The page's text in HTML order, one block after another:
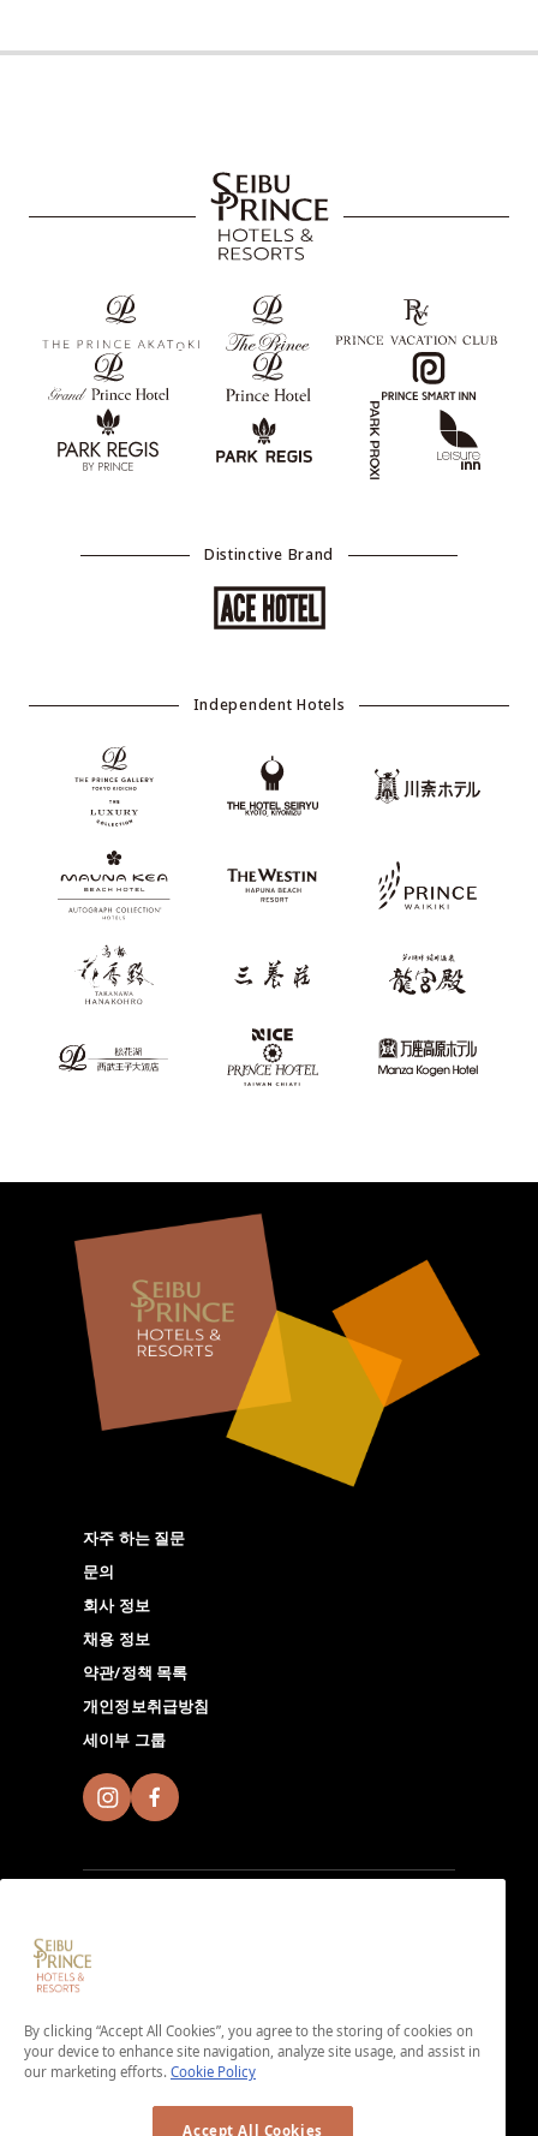
Distinctive Brand
Independent Hotels
자주 하는 질문
문의
회사 정보
채용 정보
약관/정책 목록
개인정보취급방침
세이부 그룹
Seibu Prince Global Rewards에 가입하고 전 세계에 있
력 넘치는 시간을 체험해 보시기 바랍니다. 앱 다운로드하
기.
＜가입비・연회비 무료＞
By clicking “Accept All Cookies”, you agree to the storing of cookies on
your device to enhance site navigation, analyze site usage, and assist in
our marketing efforts. Cookie Policy
Accept All Cookies